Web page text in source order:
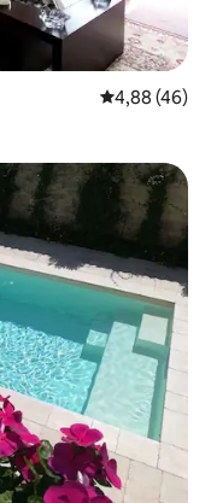
Gemiddelde
4,88 (46)